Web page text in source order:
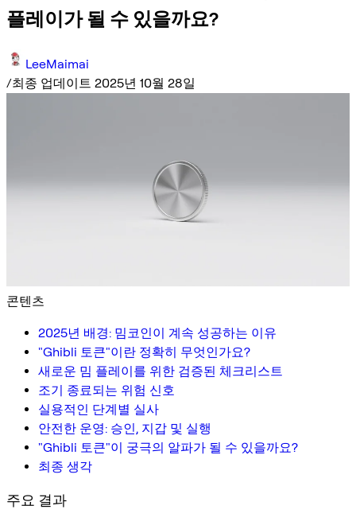
플레이가 될 수 있을까요?
LeeMaimai
/최종 업데이트 2025년 10월 28일
콘텐츠
2025년 배경: 밈코인이 계속 성공하는 이유
"Ghibli 토큰"이란 정확히 무엇인가요?
새로운 밈 플레이를 위한 검증된 체크리스트
조기 종료되는 위험 신호
실용적인 단계별 실사
안전한 운영: 승인, 지갑 및 실행
"Ghibli 토큰"이 궁극의 알파가 될 수 있을까요?
최종 생각
주요 결과